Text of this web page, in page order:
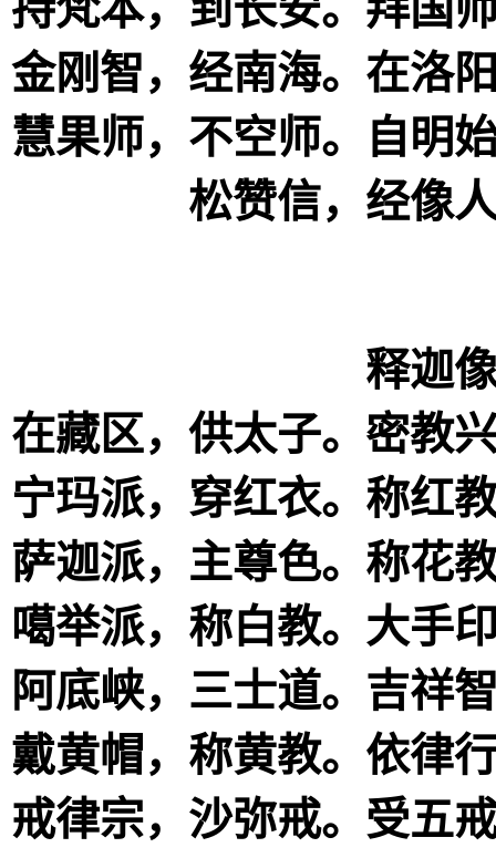
金刚智，经南海。在洛
慧果师，不空师。自明
松赞信，经像
释迦
在藏区，供太子。密教
宁玛派，穿红衣。称红
萨迦派，主尊色。称花
噶举派，称白教。大手
阿底峡，三士道。吉祥
戴黄帽，称黄教。依律
戒律宗，沙弥戒。受五